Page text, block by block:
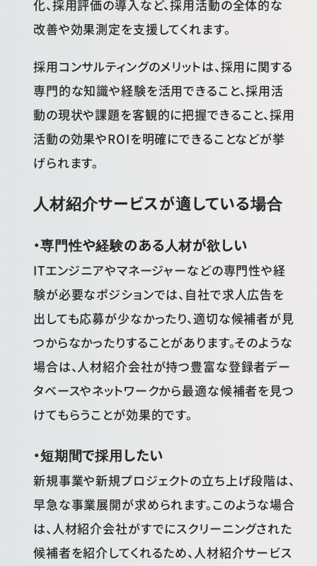
化、採用評価の導入など、採用活動の全体的な
改善や効果測定を支援してくれます。
採用コンサルティングのメリットは、採用に関する
専門的な知識や経験を活用できること、採用活
動の現状や課題を客観的に把握できること、採用
活動の効果やROIを明確にできることなどが挙
げられます。
人材紹介サービスが適している場合
・専門性や経験のある人材が欲しい
ITエンジニアやマネージャーなどの専門性や経
験が必要なポジションでは、自社で求人広告を
出しても応募が少なかったり、適切な候補者が見
つからなかったりすることがあります。そのような
場合は、人材紹介会社が持つ豊富な登録者デー
タベースやネットワークから最適な候補者を見つ
けてもらうことが効果的です。
・短期間で採用したい
新規事業や新規プロジェクトの立ち上げ段階は、
早急な事業展開が求められます。このような場合
は、人材紹介会社がすでにスクリーニングされた
候補者を紹介してくれるため、人材紹介サービス